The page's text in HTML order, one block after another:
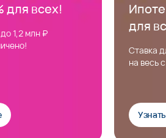
для всех!
1,2 млн ₽
для
Ставка
на весь